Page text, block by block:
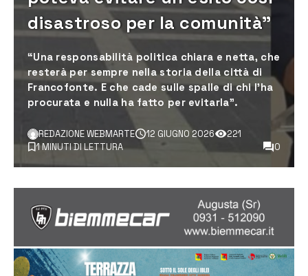
disastroso per la comunità”
“Una responsabilità politica chiara e netta, che
resterà per sempre nella storia della città di
Francofonte. E che cade sulle spalle di chi l'ha
procurata e nulla ha fatto per evitarla”.
REDAZIONE WEBMARTE 12 GIUGNO 2026
221
1 MINUTI DI LETTURA
0